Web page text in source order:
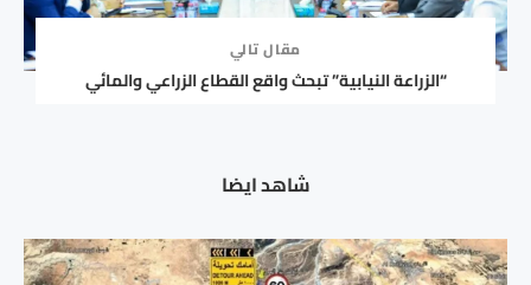
مقال تالي
“الزراعة النيابية” تبحث واقع القطاع الزراعي والمائي
شاهد ايضا